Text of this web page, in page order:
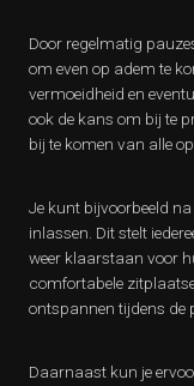
Door regelmatig
om even op adem te
vermoeidheid en
ook de kans om bij te
bij te komen van alle
Je kunt bijvoorbeeld
inlassen. Dit stelt
weer klaarstaan voor
comfortabele
ontspannen tijdens de
Daarnaast kun je